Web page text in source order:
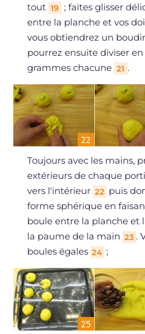
tout 19
; faites glisser
entre la planche et vos
vous obtiendrez un
pourrez ensuite diviser
grammes chacune 21 .
Toujours avec les mains,
extérieurs de chaque
vers l'intérieur 22 puis
forme sphérique en
boule entre la planche et
la paume de la main 23 .
boules égales 24 ;